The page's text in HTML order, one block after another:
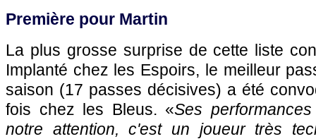
Première pour Martin
La plus grosse surprise de cette liste
Implanté chez les Espoirs, le meilleur
saison (17 passes décisives) a été
fois chez les Bleus. «Ses
notre attention, c'est un joueur très